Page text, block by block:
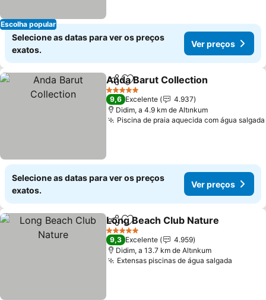
Escolha popular
Selecione as datas para ver os preços
exatos.
Ver preços
PartilharAdicionar aos favoritos
Anda Barut Collection
5 Estrelas
9,6 Excelente
4.937
Didim, a 4.9 km de Altınkum
Piscina de praia aquecida com água salgada
Selecione as datas para ver os preços
exatos.
Ver preços
PartilharAdicionar aos favoritos
Long Beach Club Nature
5 Estrelas
9,3 Excelente
4.959
Didim, a 13.7 km de Altınkum
Extensas piscinas de água salgada